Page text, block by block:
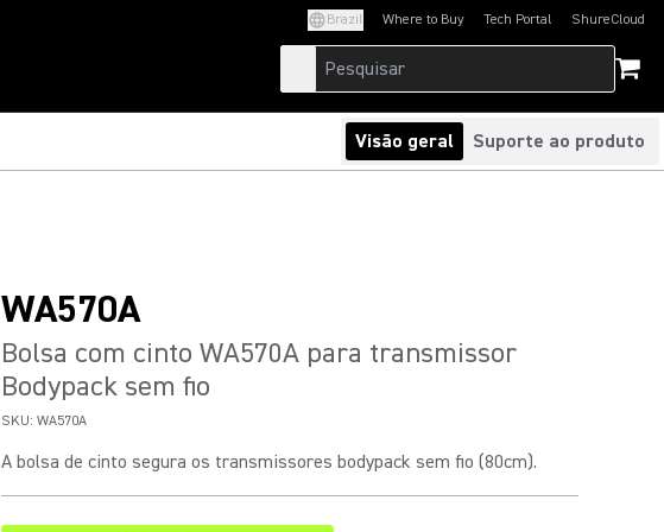
Brazil Where to Buy Tech Portal
(Opens in a new tab)ShureCloud
(Opens in a new
Visão geral Suporte ao produto
WA570A
Bolsa com cinto WA570A para transmissor
Bodypack sem fio
SKU: WA570A
A bolsa de cinto segura os transmissores bodypack sem fio (80cm).